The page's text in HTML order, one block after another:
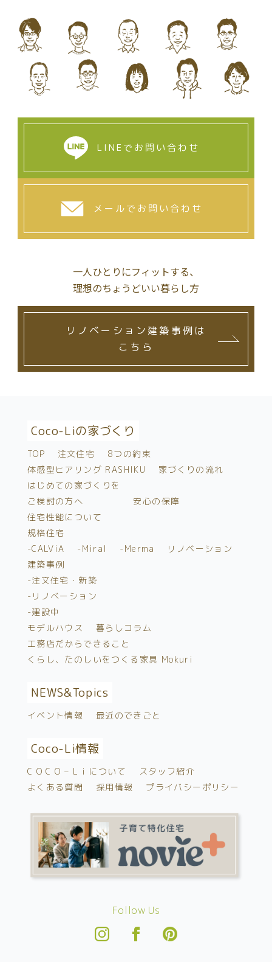
LINEでお問い合わせ
メールでお問い合わせ
一人ひとりにフィットする、
理想のちょうどいい暮らし方
リノベーション建築事例は
こちら
Coco-Liの家づくり
TOP 注文住宅
8つの約束
体感型ヒアリング RASHIKU
家づくりの流れ
はじめての家づくりを
ご検討の方へ
安心の保障
住宅性能について
規格住宅
-CALViA
-Miral -Merma
リノベーション
建築事例
-注文住宅・新築
-リノベーション
-建設中
モデルハウス
暮らしコラム
工務店だからできること
くらし、たのしいをつくる家具 Mokuri
NEWS&Topics
イベント情報 最近のできごと
Coco-Li情報
C O C O – L i について
スタッフ紹介
よくある質問
採用情報 プライバシーポリシー
Follow Us